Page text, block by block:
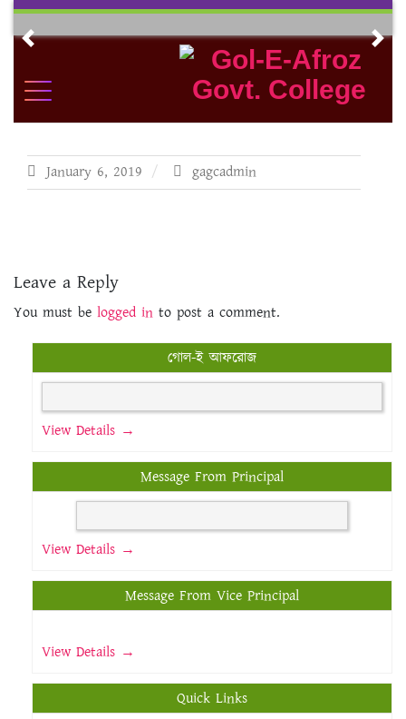
Skip
contentPrevious
January 6, 2019 gagcadmin
Leave a Reply
You must be logged in to post a comment.
গোল-ই আফরোজ
View Details →
Message From Principal
View Details →
Message From Vice Principal
View Details →
Quick Links